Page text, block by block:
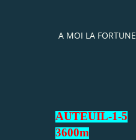
A MOI LA FORTUNE
AUTEUIL-1-5
3600m